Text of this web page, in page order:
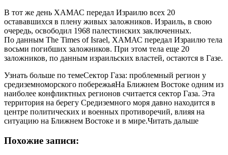
В тот же день ХАМАС передал Израилю всех 20
остававшихся в плену живых заложников. Израиль, в свою
очередь, освободил 1968 палестинских заключенных.
По данным The Times of Israel, ХАМАС передал Израилю тела
восьми погибших заложников. При этом тела еще 20
заложников, по данным израильских властей, остаются в Газе.
Узнать больше по темеСектор Газа: проблемный регион у
средиземноморского побережьяНа Ближнем Востоке одним из
наиболее конфликтных регионов считается сектор Газа. Эта
территория на берегу Средиземного моря давно находится в
центре политических и военных противоречий, влияя на
ситуацию на Ближнем Востоке и в мире.Читать дальше
Похожие записи: